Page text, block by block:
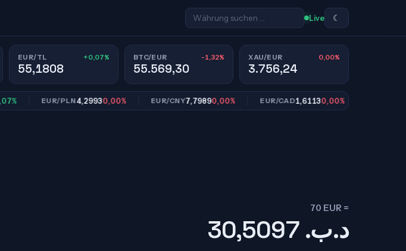
Live ☾
EUR/TL +0,07%
55,1808
BTC/EUR -1,32%
55.569,30
XAU/EUR 0,00%
3.756,24
EUR/PLN4,29930,00% EUR/CNY7,79890,00% EUR/CAD1,61130,00%
70 EUR =
30,5097 .د.ب